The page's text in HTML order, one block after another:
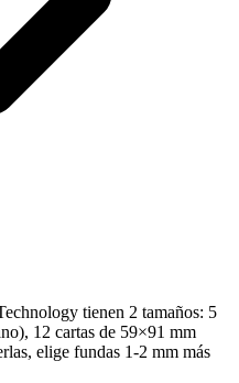
tienen 2 tamaños: 5
12 cartas de 59×91 mm
elige fundas 1-2 mm más